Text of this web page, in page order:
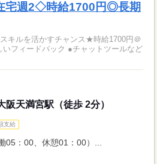
宅週2◇時給1700円◎長期
キルを活かすチャンス★時給1700円＠
阪天満宮駅（徒歩 2分）
支給
05：00、休憩01：00）...